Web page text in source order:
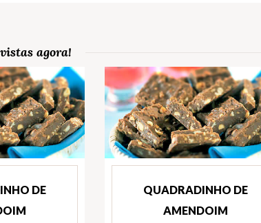
agora!
DE
QUADRADINHO DE
AMENDOIM